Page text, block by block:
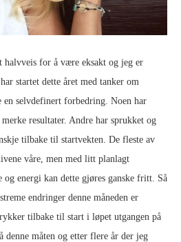
halvveis for å være eksakt og jeg er
startet dette året med tanker om
en selvdefinert forbedring. Noen har
resultater. Andre har sprukket og
tilbake til startvekten. De fleste av
våre, men med litt planlagt
energi kan dette gjøres ganske fritt. Så
endringer denne måneden er
tilbake til start i løpet utgangen på
denne måten og etter flere år der jeg